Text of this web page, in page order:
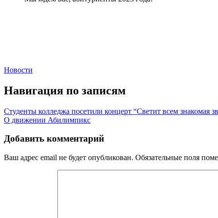
Новости
Навигация по записям
Студенты колледжа посетили концерт “Светит всем знакомая
О движении Абилимпикс
Добавить комментарий
Ваш адрес email не будет опубликован. Обязательные поля